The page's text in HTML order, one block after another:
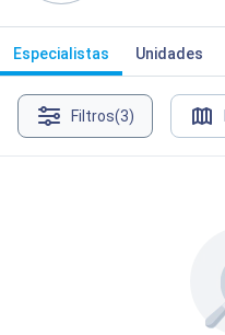
Especialistas Unidades
Filtros(3)